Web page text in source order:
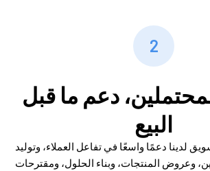
2
دعم ما قبل
البيع
لدينا دعمًا واسعًا في تفاعل العملاء، وتوليد
وعروض المنتجات، وبناء الحلول، ومقترحات